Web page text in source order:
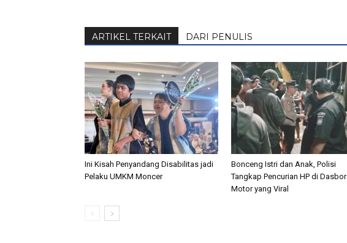
ARTIKEL TERKAIT DARI PENULIS
Ini Kisah Penyandang Disabilitas jadi
Pelaku UMKM Moncer
Bonceng Istri dan Anak, Polisi
Tangkap Pencurian HP di Dasbor
Motor yang Viral